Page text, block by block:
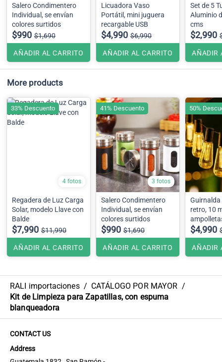
Salero Condimentero
Individual, se envían
colores surtidos
$990 $1,690
AÑADIR AL CARRITO
Licuadora Vaso
Portátil, mini juguera
recargable USB
$4,990 $6,990
AÑADIR AL CARRITO
Set de 5
Aluminio
cms
$2,990
AÑADIR
More products
4 fotos
Regadera de Luz Carga
Solar, modelo Llave con
Balde
$7,990 $11,990
AÑADIR AL CARRITO
33% Descuento
3 fotos
Salero Condimentero
Individual, se envían
colores surtidos
$990 $1,690
AÑADIR AL CARRITO
41% Descuento
Guirnalda
retro, 10
$4,990
AÑADIR
50%
RALI importaciones / CATÁLOGO POR MAYOR /
Kit de Limpieza para Zapatillas, con espuma
blanqueadora
CONTACT US
Address